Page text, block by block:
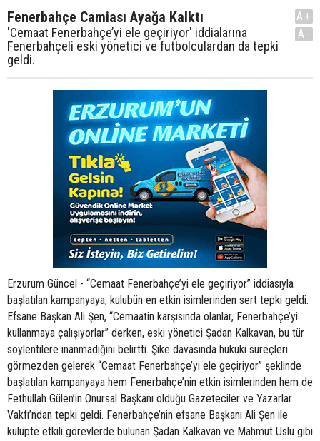
Fenerbahçe Camiası Ayağa Kalktı
'Cemaat Fenerbahçe’yi ele geçiriyor' iddialarına
Fenerbahçeli eski yönetici ve futbolculardan da tepki
geldi.
A+
A-
Erzurum Güncel - “Cemaat Fenerbahçe’yi ele geçiriyor” iddiasıyla
başlatılan kampanyaya, kulubün en etkin isimlerinden sert tepki geldi.
Efsane Başkan Ali Şen, “Cemaatin karşısında olanlar, Fenerbahçe’yi
kullanmaya çalışıyorlar” derken, eski yönetici Şadan Kalkavan, bu tür
söylentilere inanmadığını belirtti. Şike davasında hukuki süreçleri
görmezden gelerek “Cemaat Fenerbahçe’yi ele geçiriyor” şeklinde
başlatılan kampanyaya hem Fenerbahçe’nin etkin isimlerinden hem de
Fethullah Gülen’in Onursal Başkanı olduğu Gazeteciler ve Yazarlar
Vakfı’ndan tepki geldi. Fenerbahçe’nin efsane Başkanı Ali Şen ile
kulüpte etkili görevlerde bulunan Şadan Kalkavan ve Mahmut Uslu gibi